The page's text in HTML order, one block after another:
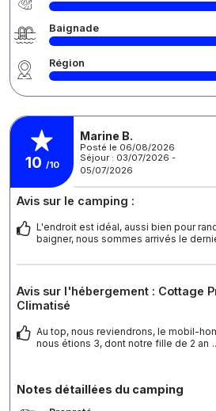
Baignade
Région
10 /10
Marine B.
Posté le 06/08/2026
Séjour : 03/07/2026 -
05/07/2026
Avis sur le camping :
L'endroit est idéal, aussi bien pour
baigner, nous sommes arrivés le
Avis sur l'hébergement : Cottage
Climatisé
Au top, nous reviendrons, le mobil-
nous étions 3, dont notre fille de 2 an
Notes détaillées du camping